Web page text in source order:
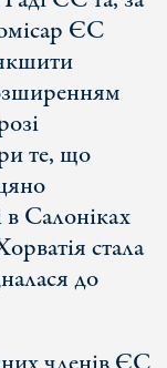
ЄС
те, що
в Салоніках
стала
до